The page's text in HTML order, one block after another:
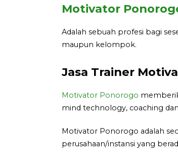
Motivator
Adalah sebuah profesi bagi
maupun kelompok.
Jasa Trainer
Motivator Ponorogo
mind technology, coaching
Motivator Ponorogo adalah
perusahaan/instansi yang